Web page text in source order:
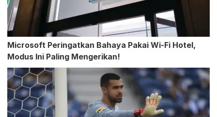
Microsoft Peringatkan Bahaya Pakai Wi-Fi Hotel,
Modus Ini Paling Mengerikan!